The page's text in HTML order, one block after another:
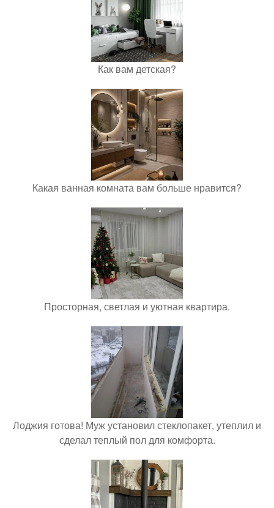
Как вам детская?
Какая ванная комната вам больше нравится?
Просторная, светлая и уютная квартира.
Лоджия готова! Муж установил стеклопакет, утеплил и
сделал теплый пол для комфорта.